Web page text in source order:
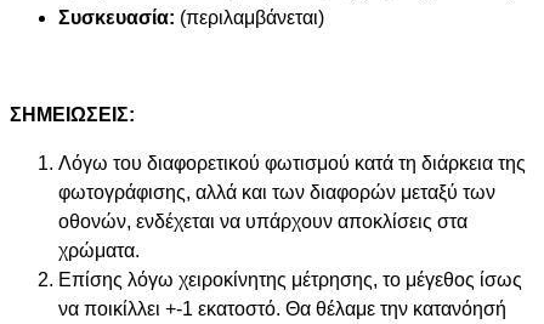
Συσκευασία: (περιλαμβάνεται)
ΣΗΜΕΙΩΣΕΙΣ:
Λόγω του διαφορετικού φωτισμού κατά τη διάρκεια της
φωτογράφισης, αλλά και των διαφορών μεταξύ των
οθονών, ενδέχεται να υπάρχουν αποκλίσεις στα
χρώματα.
Επίσης λόγω χειροκίνητης μέτρησης, το μέγεθος ίσως
να ποικίλλει +-1 εκατοστό. Θα θέλαμε την κατανόησή